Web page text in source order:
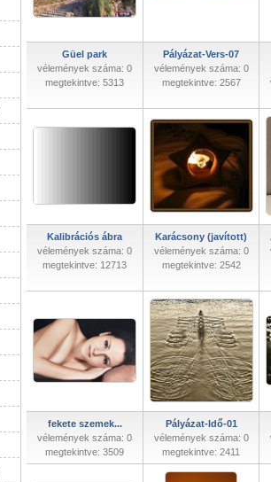
Güel park
vélemények száma: 0
megtekintve: 5313
Pályázat-Vers-07
vélemények száma: 0
megtekintve: 2567
Kalibrációs ábra
vélemények száma: 0
megtekintve: 12713
Karácsony (javított)
vélemények száma: 0
megtekintve: 2542
fekete szemek...
vélemények száma: 0
megtekintve: 3509
Pályázat-Idő-01
vélemények száma: 0
megtekintve: 2411